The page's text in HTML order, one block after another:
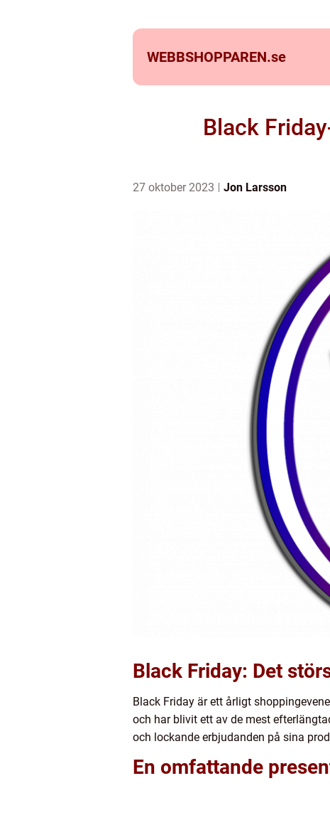
WEBBSHOPPAREN.se
Black
27 oktober 2023 Jon Larsson
Black Friday: Det
Black Friday är ett årligt
och har blivit ett av de mest
och lockande erbjudanden på sina
En omfattande